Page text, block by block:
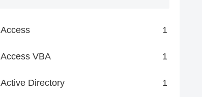
Access 1
Access VBA 1
Active Directory 1